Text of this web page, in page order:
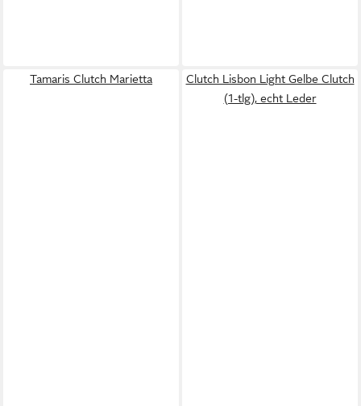
Tamaris Clutch Marietta
Clutch Lisbon Light Gelbe Clutch
(1-tlg), echt Leder